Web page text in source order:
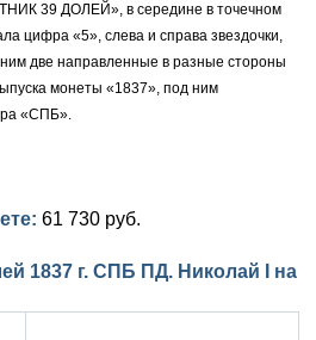
39 ДОЛЕЙ», в середине в точечном
цифра «5», слева и справа звездочки,
две направленные в разные стороны
монеты «1837», под ним
«СПБ».
61 730 руб.
1837 г. СПБ ПД. Николай I на